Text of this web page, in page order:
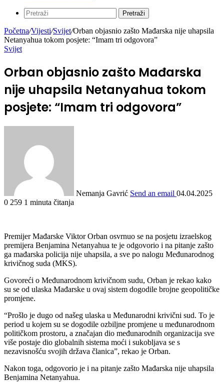
Pretraži
Početna/Vijesti/Svijet/Orban objasnio zašto Mađarska nije uhapsila
Netanyahua tokom posjete: “Imam tri odgovora”
Svijet
Orban objasnio zašto Mađarska
nije uhapsila Netanyahua tokom
posjete: “Imam tri odgovora”
Nemanja Gavrić Send an email 04.04.2025
0 259 1 minuta čitanja
Premijer Mađarske Viktor Orban osvrnuo se na posjetu izraelskog
premijera Benjamina Netanyahua te je odgovorio i na pitanje zašto
ga mađarska policija nije uhapsila, a sve po nalogu Međunarodnog
krivičnog suda (MKS).
Govoreći o Međunarodnom krivičnom sudu, Orban je rekao kako
su se od ulaska Mađarske u ovaj sistem dogodile brojne geopolitičke
promjene.
“Prošlo je dugo od našeg ulaska u Međunarodni krivični sud. To je
period u kojem su se dogodile ozbiljne promjene u međunarodnom
političkom prostoru, a značajan dio međunarodnih organizacija sve
više postaje dio globalnih sistema moći i sukobljava se s
nezavisnošću svojih država članica”, rekao je Orban.
Nakon toga, odgovorio je i na pitanje zašto Mađarska nije uhapsila
Benjamina Netanyahua.